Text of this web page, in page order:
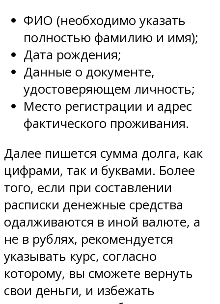
ФИО (необходимо указать
полностью фамилию и имя);
Дата рождения;
Данные о документе,
удостоверяющем личность;
Место регистрации и адрес
фактического проживания.
Далее пишется сумма долга, как
цифрами, так и буквами. Более
того, если при составлении
расписки денежные средства
одалживаются в иной валюте, а
не в рублях, рекомендуется
указывать курс, согласно
которому, вы сможете вернуть
свои деньги, и избежать